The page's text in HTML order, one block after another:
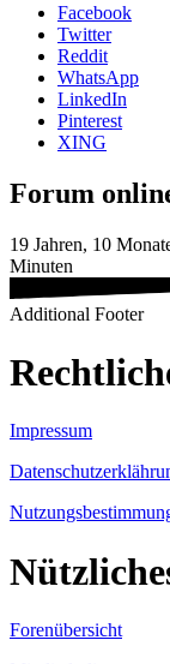
Facebook
Twitter
Reddit
WhatsApp
LinkedIn
Pinterest
XING
Forum
19 Jahren, 10
Minuten
Additional Footer
Impressum
Forenübersicht